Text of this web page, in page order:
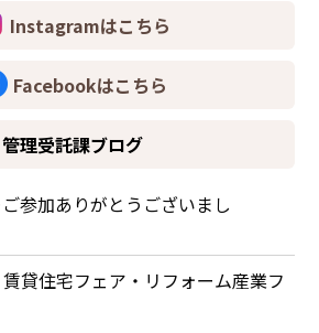
Instagramはこちら
Facebookはこちら
管理受託課ブログ
参加ありがとうございまし
貸住宅フェア・リフォーム産業フ